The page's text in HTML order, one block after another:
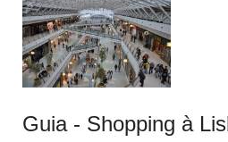
Guia - Shopping à